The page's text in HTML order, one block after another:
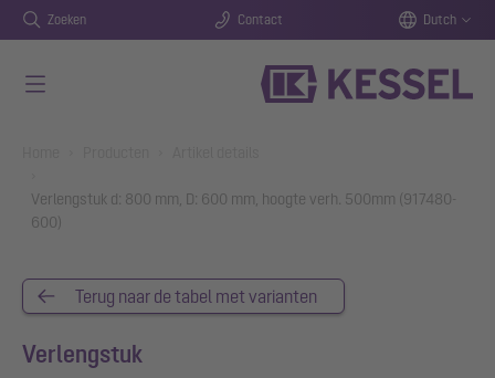
Zoeken Contact Dutch
Verlengstuk d: 800 mm, D: 600 mm, hoogte verh. 500mm (917480-
600)
Terug naar de tabel met varianten
Verlengstuk